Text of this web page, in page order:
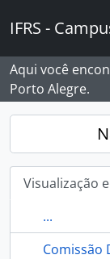
IFRS -
Aqui você
Porto Alegre.
Visualização
...
Comissão